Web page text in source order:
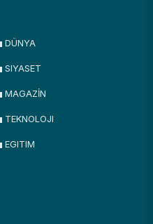
DÜNYA
SIYASET
MAGAZİN
TEKNOLOJI
EGITIM